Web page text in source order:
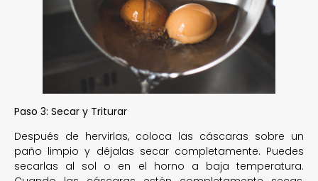
Paso 3: Secar y Triturar
Después de hervirlas, coloca las cáscaras sobre un
paño limpio y déjalas secar completamente. Puedes
secarlas al sol o en el horno a baja temperatura.